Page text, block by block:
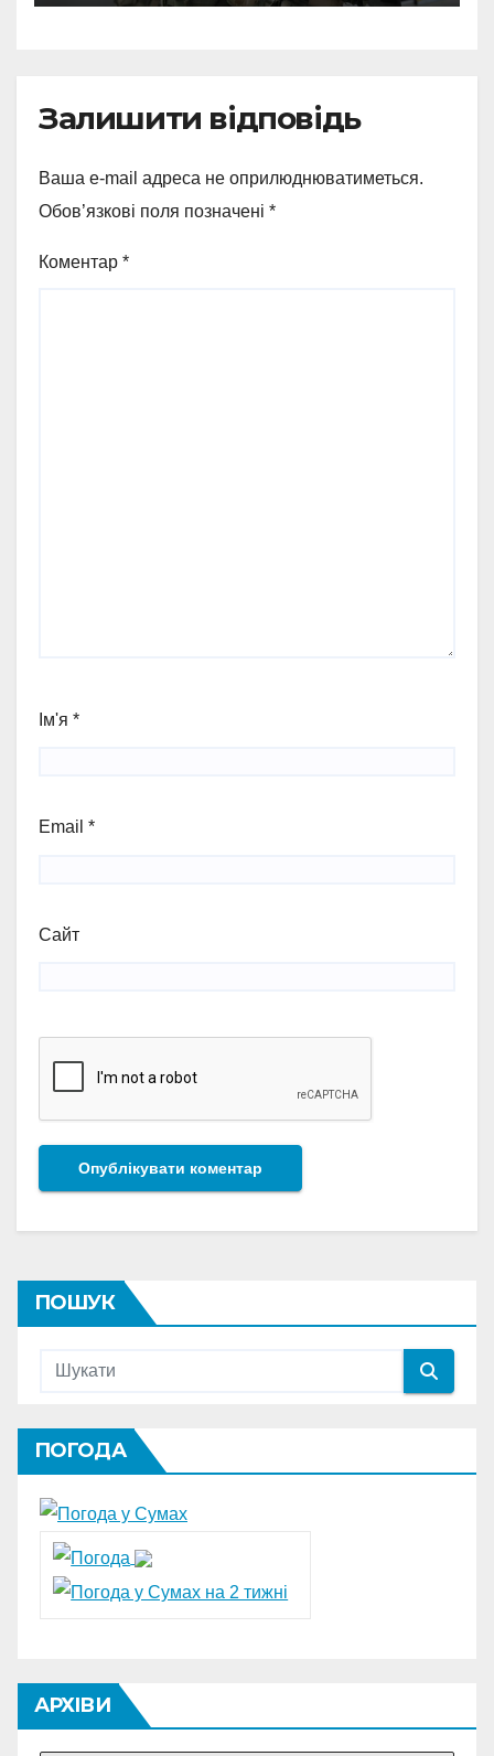
прокремлівського агітатора
Залишити відповідь
Ваша e-mail адреса не оприлюднюватиметься.
Обов’язкові поля позначені *
Коментар *
Ім'я *
Email *
Сайт
ПОШУК
ПОГОДА
АРХІВИ